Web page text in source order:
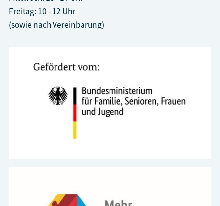
Freitag: 10 - 12 Uhr
(sowie nach Vereinbarung)